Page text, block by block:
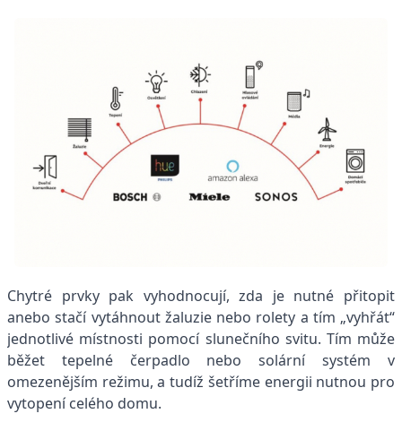
Chytré prvky pak vyhodnocují, zda je nutné přitopit
anebo stačí vytáhnout žaluzie nebo rolety a tím „vyhřát“
jednotlivé místnosti pomocí slunečního svitu. Tím může
běžet tepelné čerpadlo nebo solární systém v
omezenějším režimu, a tudíž šetříme energii nutnou pro
vytopení celého domu.